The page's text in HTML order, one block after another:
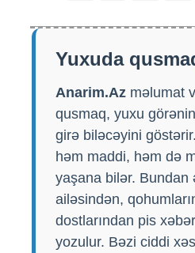
Yuxuda
Anarim.Az məlumat
qusmaq, yuxu
girə biləcəyini
həm maddi, həm də
yaşana bilər. Bundan
ailəsindən,
dostlarından pis
yozulur. Bəzi ciddi